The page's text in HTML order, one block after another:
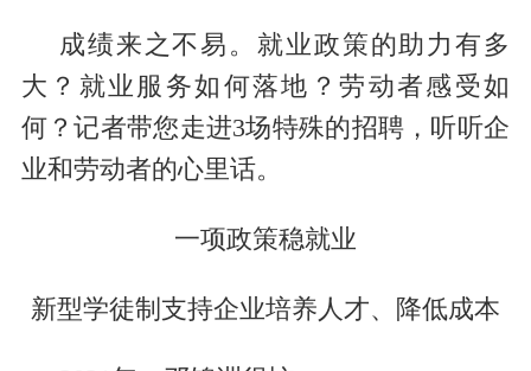
成绩来之不易。就业政策的助力有多
大？就业服务如何落地？劳动者感受如
何？记者带您走进3场特殊的招聘，听听企
业和劳动者的心里话。
一项政策稳就业
新型学徒制支持企业培养人才、降低成本